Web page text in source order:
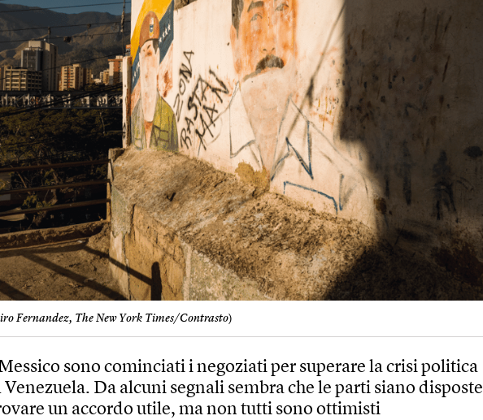
Fernandez, The New York Times/Contrasto)
sono cominciati i negoziati per superare la crisi politica
Venezuela. Da alcuni segnali sembra che le parti siano disposte
un accordo utile, ma non tutti sono ottimisti